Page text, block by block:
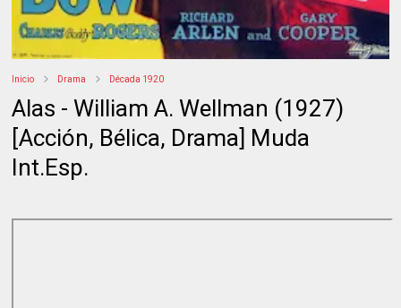
Inicio Drama Década 1920
Alas - William A. Wellman (1927)
[Acción, Bélica, Drama] Muda
Int.Esp.